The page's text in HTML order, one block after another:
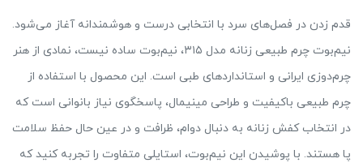
قدم زدن در فصل‌های سرد با انتخابی درست و هوشمندانه آغاز می‌شود.
نیم‌بوت چرم طبیعی زنانه مدل ۳۱۵، نیم‌بوت ساده نیست، نمادی از هنر
چرم‌دوزی ایرانی و استانداردهای طبی است. این محصول با استفاده از
چرم طبیعی باکیفیت و طراحی مینیمال، پاسخگوی نیاز بانوانی است که
در انتخاب کفش زنانه به دنبال دوام، ظرافت و در عین حال حفظ سلامت
پا هستند. با پوشیدن این نیم‌بوت، استایلی متفاوت را تجربه کنید که